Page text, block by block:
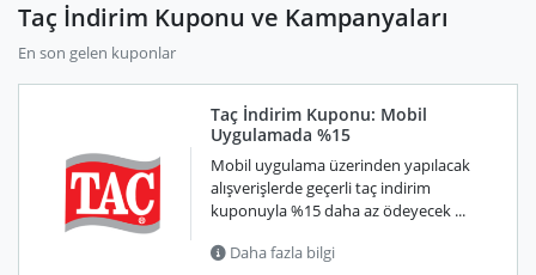
Taç İndirim Kuponu ve Kampanyaları
En son gelen kuponlar
Taç İndirim Kuponu: Mobil
Uygulamada %15
Mobil uygulama üzerinden yapılacak
alışverişlerde geçerli taç indirim
kuponuyla %15 daha az ödeyecek ...
Daha fazla bilgi